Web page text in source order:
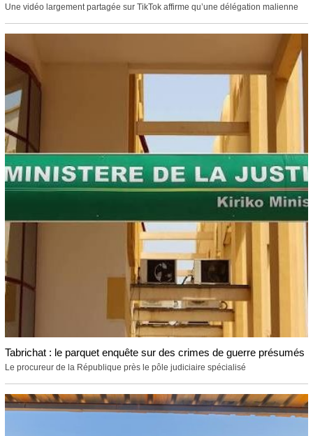
Une vidéo largement partagée sur TikTok affirme qu’une délégation malienne
Tabrichat : le parquet enquête sur des crimes de guerre présumés
Le procureur de la République près le pôle judiciaire spécialisé